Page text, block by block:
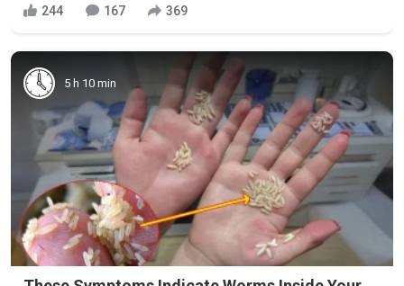
244 167 369
5 h 10 min